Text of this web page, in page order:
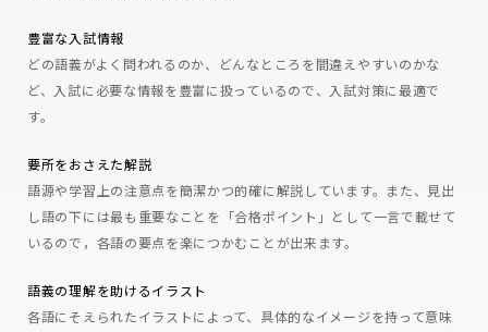
豊富な入試情報
どの語義がよく問われるのか、どんなところを間違えやすいのかな
ど、入試に必要な情報を豊富に扱っているので、入試対策に最適で
す。
要所をおさえた解説
語源や学習上の注意点を簡潔かつ的確に解説しています。また、見出
し語の下には最も重要なことを「合格ポイント」として一言で載せて
いるので，各語の要点を楽につかむことが出来ます。
語義の理解を助けるイラスト
各語にそえられたイラストによって、具体的なイメージを持って意味